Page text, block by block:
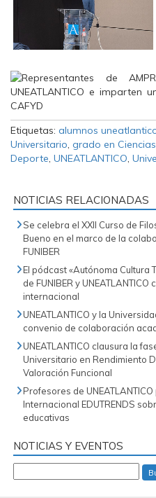
Etiquetas: alumnos
Universitario, grado en
Deporte, UNEATLANTICO,
NOTICIAS RELACIONADAS
Se celebra el XXII Curso de
Bueno en el marco de la
FUNIBER
El pódcast «Autónoma Cultura
de FUNIBER y
internacional
UNEATLANTICO y la
convenio de colaboración
UNEATLANTICO clausura la
Universitario en Rendimiento
Valoración Funcional
Profesores de
Internacional EDUTRENDS
educativas
NOTICIAS Y EVENTOS